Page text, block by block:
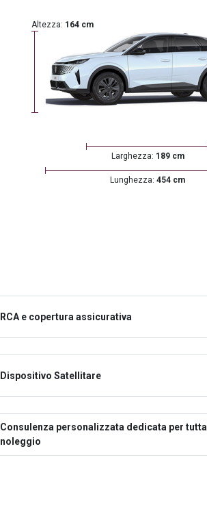
Altezza: 164 cm
Larghezza: 189 cm
Lunghezza: 454 cm
RCA e copertura assicurativa
Dispositivo Satellitare
Consulenza personalizzata dedicata per
noleggio